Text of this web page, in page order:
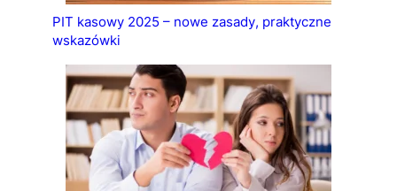
PIT kasowy 2025 – nowe zasady, praktyczne
wskazówki